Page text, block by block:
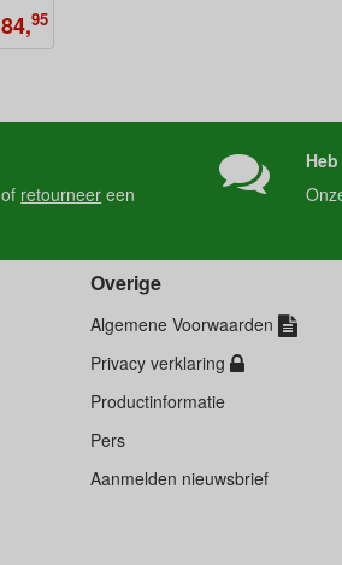
84,95
of retourneer een
Overige
Algemene Voorwaarden
Privacy verklaring
Productinformatie
Pers
Aanmelden nieuwsbrief